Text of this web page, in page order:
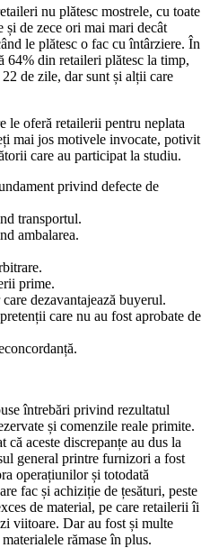
nu plătesc mostrele, cu toate
și de zece ori mai mari decât
le plătesc o fac cu întârziere. În
64% din retaileri plătesc la timp,
de zile, dar sunt și alții care
le oferă retailerii pentru neplata
mai jos motivele invocate, potivit
care au participat la studiu.
privind defecte de
transportul.
ambalarea.
prime.
dezavantajează buyerul.
care nu au fost aprobate de
întrebări privind rezultatul
și comenzile reale primite.
aceste discrepanțe au dus la
general printre furnizori a fost
operațiunilor și totodată
fac și achiziție de țesături, peste
de material, pe care retailerii îi
viitoare. Dar au fost și multe
rămase în plus.